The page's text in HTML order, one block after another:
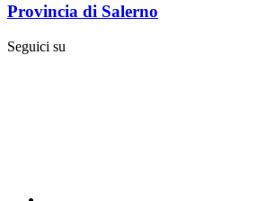
Provincia di Salerno
Seguici su